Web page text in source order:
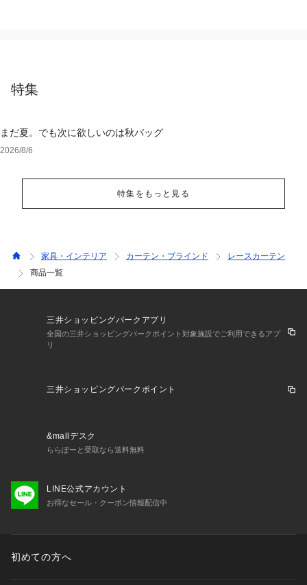
特集
まだ夏。でも次に欲しいのは秋バッグ
2026/8/6
特集をもっと見る
家具・インテリア カーテン・ブラインド
レースカーテン
商品一覧
三井ショッピングパークアプリ
全国の三井ショッピングパークポイント対象施設でご利用できるアプ
リ
三井ショッピングパークポイント
&mallデスク
ららぽーと受取なら送料無料
LINE公式アカウント
お得なセール・クーポン情報配信中
初めての方へ